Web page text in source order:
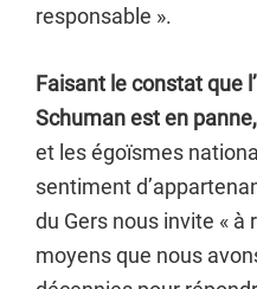
responsable ».
Faisant le constat que
Schuman est en panne,
et les égoïsmes
sentiment
du Gers nous invite «
moyens que nous